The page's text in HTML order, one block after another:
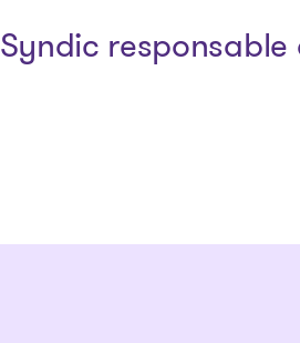
Syndic responsable